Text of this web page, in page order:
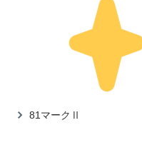
81マークⅡ